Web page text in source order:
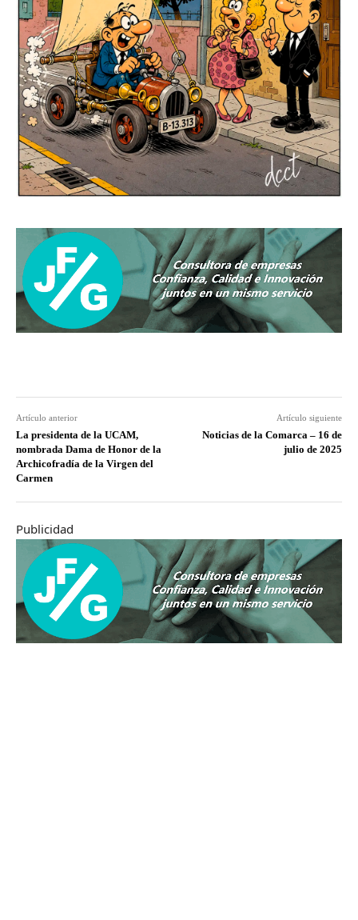
Artículo anterior
La presidenta de la UCAM,
nombrada Dama de Honor de la
Archicofradía de la Virgen del
Carmen
Artículo siguiente
Noticias de la Comarca – 16 de
julio de 2025
Publicidad